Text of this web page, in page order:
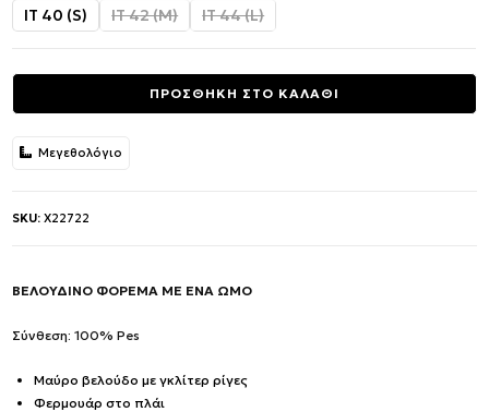
was:
τιμή
181.00€.
IT 40 (S) IT 42 (M) IT 44 (L)
ΠΡΟΣΘΗΚΗ ΣΤΟ ΚΑΛΑΘΙ
Μεγεθολόγιο
SKU:X22722
ΒΕΛΟΥΔΙΝΟ ΦΟΡΕΜΑ ΜΕ ΕΝΑ ΩΜΟ
Σύνθεση: 100% Pes
Μαύρο βελούδο με γκλίτερ ρίγες
Φερμουάρ στο πλάι